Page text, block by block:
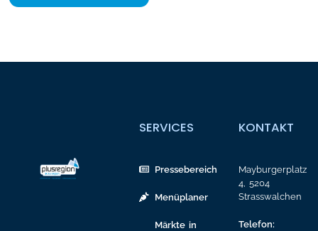
SERVICES
Pressebereich
Menüplaner
Märkte in
KONTAKT
Mayburgerplatz
4, 5204
Strasswalchen
Telefon: